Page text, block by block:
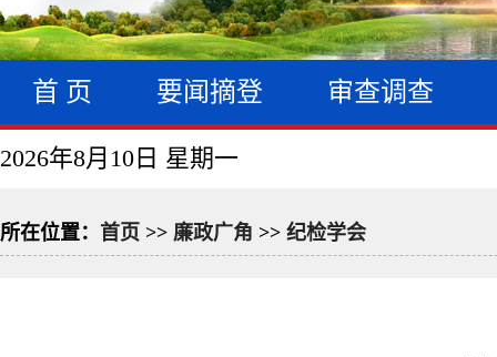
首 页 要闻摘登 审查调查
2026年8月10日 星期一
所在位置： 首页 >> 廉政广角 >> 纪检学会